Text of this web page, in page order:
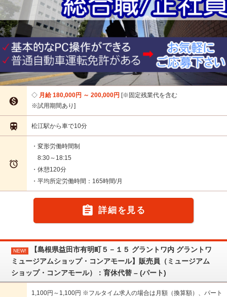

月給 180,000円 ～ 200,000円 ※固定残業代を含む
※試用期間あり
 松江駅から車で10分

・変形労働時間制
8:30～18:15
・休憩120分
・平均所定労働時間：165時間/月
 詳細を見る
NEW!
【島根県益田市有明町５－１５ グラントワ内 グラントワ
ミュージアムショップ・コンアモール】販売員（ミュージアム
ショップ・コンアモール）：育休代替 – (パート)
1,100円～1,100円 ※フルタイム求人の場合は月額（換算額）、パート